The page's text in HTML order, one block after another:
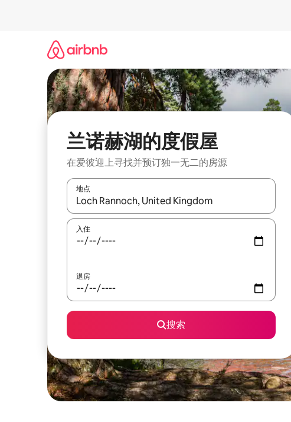
兰诺赫湖的度假屋
在爱彼迎上寻找并预订独一无二的房源
地点
如有搜索结果，请使用上下方向键查看，或通过点击或滑
入住
退房
搜索